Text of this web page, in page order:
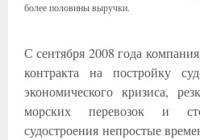
более половины выручки.
С сентября 2008 года
контракта на постройку
экономического кризиса,
морских перевозок и
судостроения непростые